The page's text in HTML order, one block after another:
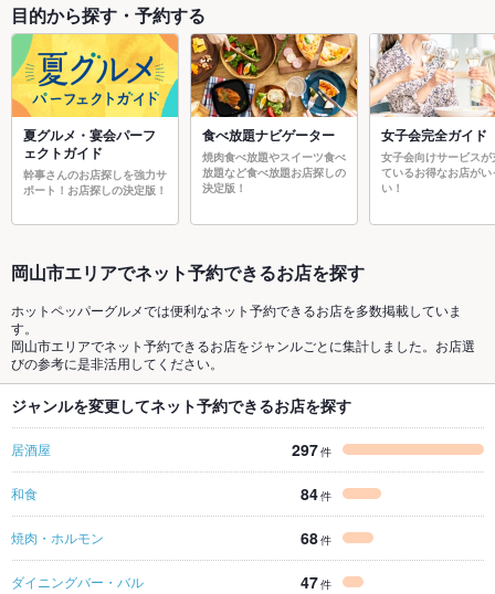
目的から探す・予約する
夏グルメ・宴会パーフ
ェクトガイド
幹事さんのお店探しを強力サ
ポート！お店探しの決定版！
食べ放題ナビゲーター
焼肉食べ放題やスイーツ食べ
放題など食べ放題お店探しの
決定版！
女子会完全ガイド
女子会向けサービスが
ているお得なお店がい
い！
岡山市エリアでネット予約できるお店を探す
ホットペッパーグルメでは便利なネット予約できるお店を多数掲載していま
す。
岡山市エリアでネット予約できるお店をジャンルごとに集計しました。お店選
びの参考に是非活用してください。
ジャンルを変更してネット予約できるお店を探す
居酒屋 297件
和食 84件
焼肉・ホルモン 68件
ダイニングバー・バル 47件